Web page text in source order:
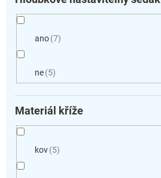
ano 7
ne 5
Materiál kříže
kov 5